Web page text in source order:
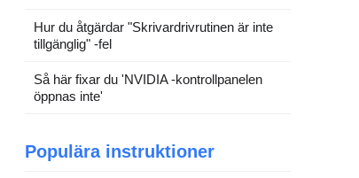
Hur du åtgärdar "Skrivardrivrutinen är inte
tillgänglig" -fel
Så här fixar du 'NVIDIA -kontrollpanelen
öppnas inte'
Populära instruktioner